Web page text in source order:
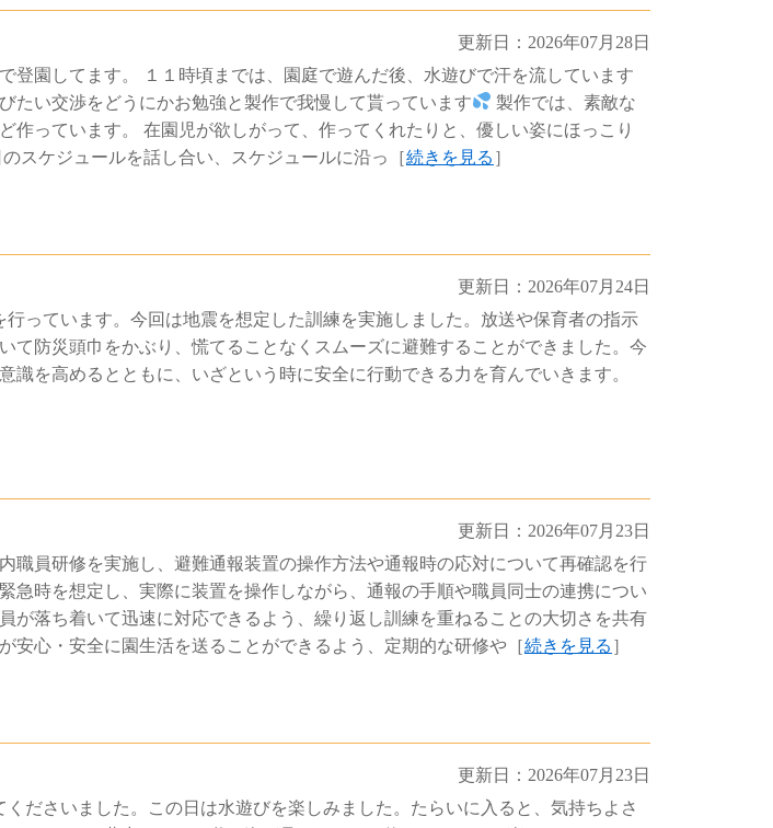
更新日：2026年07月28日
登園してます。 １１時頃までは、園庭で遊んだ後、水遊びで汗を流しています
たい交渉をどうにかお勉強と製作で我慢して貰っています
製作では、素敵な
作っています。 在園児が欲しがって、作ってくれたりと、優しい姿にほっこり
スケジュールを話し合い、スケジュールに沿っ［続きを見る ］
更新日：2026年07月24日
っています。今回は地震を想定した訓練を実施しました。放送や保育者の指示
て防災頭巾をかぶり、慌てることなくスムーズに避難することができました。今
識を高めるとともに、いざという時に安全に行動できる力を育んでいきます。
更新日：2026年07月23日
職員研修を実施し、避難通報装置の操作方法や通報時の応対について再確認を行
急時を想定し、実際に装置を操作しながら、通報の手順や職員同士の連携につい
が落ち着いて迅速に対応できるよう、繰り返し訓練を重ねることの大切さを共有
安心・安全に園生活を送ることができるよう、定期的な研修や［続きを見る ］
更新日：2026年07月23日
ださいました。この日は水遊びを楽しみました。たらいに入ると、気持ちよさ